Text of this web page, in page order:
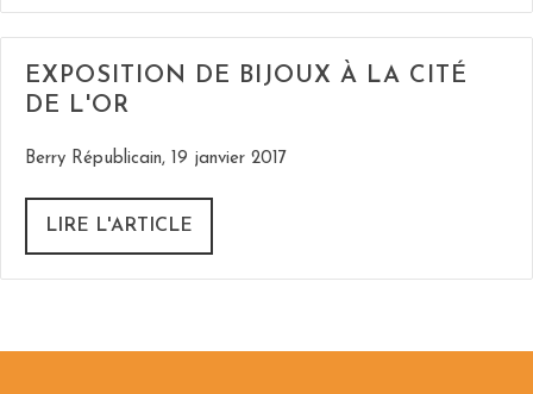
EXPOSITION DE BIJOUX À LA CITÉ
DE L'OR
Berry Républicain, 19 janvier 2017
LIRE L'ARTICLE